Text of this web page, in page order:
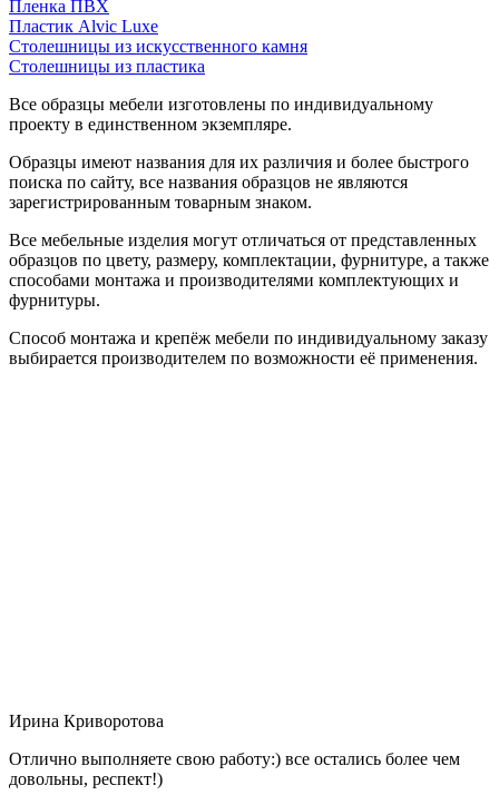
Пленка ПВХ
Пластик Alvic Luxe
Столешницы из искусственного камня
Столешницы из пластика
Все образцы мебели изготовлены по индивидуальному
проекту в единственном экземпляре.
Образцы имеют названия для их различия и более быстрого
поиска по сайту, все названия образцов не являются
зарегистрированным товарным знаком.
Все мебельные изделия могут отличаться от представленных
образцов по цвету, размеру, комплектации, фурнитуре, а также
способами монтажа и производителями комплектующих и
фурнитуры.
Способ монтажа и крепёж мебели по индивидуальному заказу
выбирается производителем по возможности её применения.
Ирина Криворотова
Отлично выполняете свою работу:) все остались более чем
довольны, респект!)